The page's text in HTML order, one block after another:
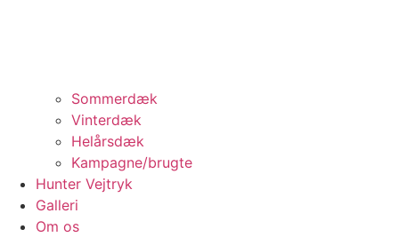
Sommerdæk
Vinterdæk
Helårsdæk
Kampagne/brugte
Hunter Vejtryk
Galleri
Om os